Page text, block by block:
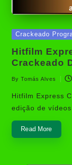
Posted
Crackeado
Hitfilm
Crackeado
Posted
by
By Tomás Alves
Hitfilm Express
edição de
Read More